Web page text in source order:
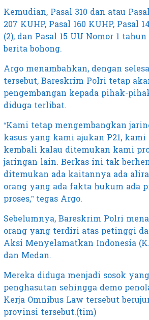
Kemudian, Pasal 310 dan atau
207 KUHP, Pasal 160 KUHP, Pasal
(2), dan Pasal 15 UU Nomor 1
berita bohong.
Argo menambahkan, dengan
tersebut, Bareskrim Polri tetap
pengembangan kepada pihak-
diduga terlibat.
“Kami tetap mengembangkan
kasus yang kami ajukan P21,
kembali kalau ditemukan kami
jaringan lain. Berkas ini tak
ditemukan ada kaitannya ada
orang yang ada fakta hukum ada
proses,” tegas Argo.
Sebelumnya, Bareskrim Polri
orang yang terdiri atas petinggi
Aksi Menyelamatkan Indonesia
dan Medan.
Mereka diduga menjadi sosok
penghasutan sehingga demo
Kerja Omnibus Law tersebut
provinsi tersebut.(tim)